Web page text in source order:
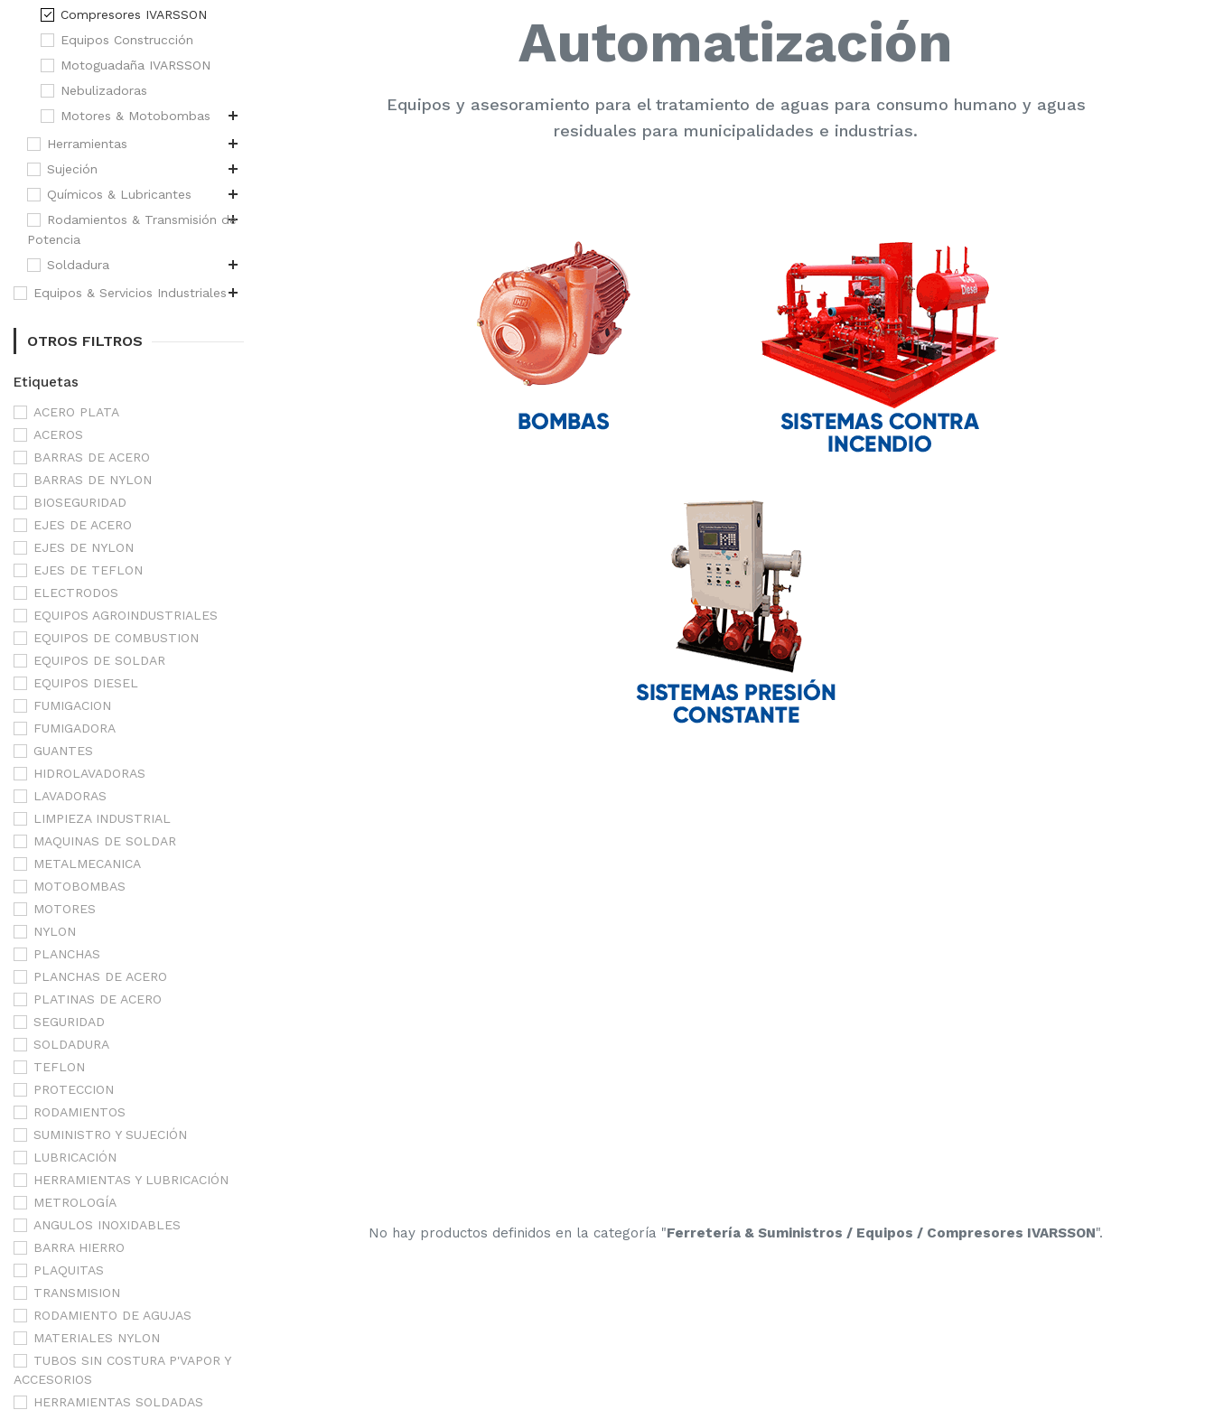
Compresores IVARSSON
Equipos Construcción
Motoguadaña IVARSSON
Nebulizadoras
Motores & Motobombas
Herramientas
Sujeción
Químicos & Lubricantes
Rodamientos & Transmisión de
Potencia
Soldadura
Equipos & Servicios Industriales
OTROS FILTROS
Etiquetas
ACERO PLATA
ACEROS
BARRAS DE ACERO
BARRAS DE NYLON
BIOSEGURIDAD
EJES DE ACERO
EJES DE NYLON
EJES DE TEFLON
ELECTRODOS
EQUIPOS AGROINDUSTRIALES
EQUIPOS DE COMBUSTION
EQUIPOS DE SOLDAR
EQUIPOS DIESEL
FUMIGACION
FUMIGADORA
GUANTES
HIDROLAVADORAS
LAVADORAS
LIMPIEZA INDUSTRIAL
MAQUINAS DE SOLDAR
METALMECANICA
MOTOBOMBAS
MOTORES
NYLON
PLANCHAS
PLANCHAS DE ACERO
PLATINAS DE ACERO
SEGURIDAD
SOLDADURA
TEFLON
PROTECCION
RODAMIENTOS
SUMINISTRO Y SUJECIÓN
LUBRICACIÓN
HERRAMIENTAS Y LUBRICACIÓN
METROLOGÍA
ANGULOS INOXIDABLES
BARRA HIERRO
PLAQUITAS
TRANSMISION
RODAMIENTO DE AGUJAS
MATERIALES NYLON
TUBOS SIN COSTURA P'VAPOR Y
ACCESORIOS
HERRAMIENTAS SOLDADAS
Automatización
Equipos y asesoramiento para el tratamiento de aguas para consumo humano y aguas
residuales para municipalidades e industrias.
No hay productos definidos en la categoría "Ferretería & Suministros / Equipos / Compresores IVARSSON".